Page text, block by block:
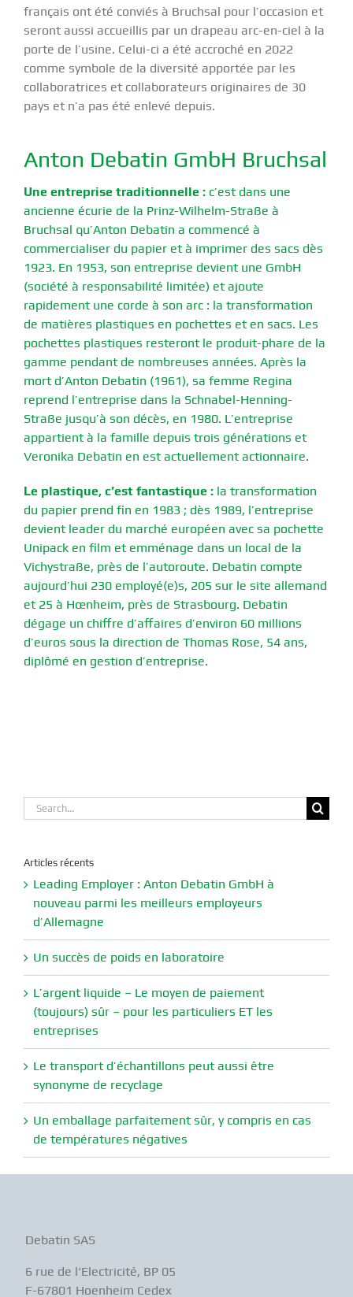
français ont été conviés à Bruchsal pour l’occasion et
seront aussi accueillis par un drapeau arc-en-ciel à la
porte de l’usine. Celui-ci a été accroché en 2022
comme symbole de la diversité apportée par les
collaboratrices et collaborateurs originaires de 30
pays et n’a pas été enlevé depuis.
Anton Debatin GmbH Bruchsal
Une entreprise traditionnelle :c’est dans une
ancienne écurie de la Prinz-Wilhelm-Straße à
Bruchsal qu’Anton Debatin a commencé à
commercialiser du papier et à imprimer des sacs dès
1923. En 1953, son entreprise devient une GmbH
(société à responsabilité limitée) et ajoute
rapidement une corde à son arc : la transformation
de matières plastiques en pochettes et en sacs. Les
pochettes plastiques resteront le produit-phare de la
gamme pendant de nombreuses années. Après la
mort d’Anton Debatin (1961), sa femme Regina
reprend l’entreprise dans la Schnabel-Henning-
Straße jusqu’à son décès, en 1980. L’entreprise
appartient à la famille depuis trois générations et
Veronika Debatin en est actuellement actionnaire.
Le plastique, c’est fantastique :la transformation
du papier prend fin en 1983 ; dès 1989, l’entreprise
devient leader du marché européen avec sa pochette
Unipack en film et emménage dans un local de la
Vichystraße, près de l’autoroute. Debatin compte
aujourd’hui 230 employé(e)s, 205 sur le site allemand
et 25 à Hœnheim, près de Strasbourg. Debatin
dégage un chiffre d’affaires d’environ 60 millions
d’euros sous la direction de Thomas Rose, 54 ans,
diplômé en gestion d’entreprise.
Search
for:
Articles récents
Leading Employer : Anton Debatin GmbH à
nouveau parmi les meilleurs employeurs
d’Allemagne
Un succès de poids en laboratoire
L’argent liquide – Le moyen de paiement
(toujours) sûr – pour les particuliers ET les
entreprises
Le transport d’échantillons peut aussi être
synonyme de recyclage
Un emballage parfaitement sûr, y compris en cas
de températures négatives
Debatin SAS
6 rue de l‘Electricité, BP 05
F-67801 Hoenheim Cedex